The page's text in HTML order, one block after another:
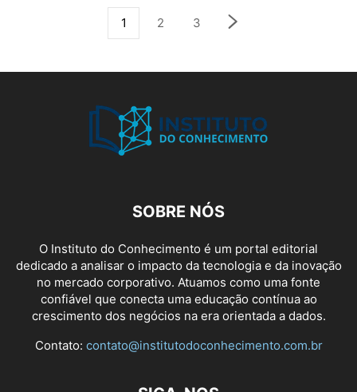
1 2 3
SOBRE NÓS
O Instituto do Conhecimento é um portal editorial
dedicado a analisar o impacto da tecnologia e da inovação
no mercado corporativo. Atuamos como uma fonte
confiável que conecta uma educação contínua ao
crescimento dos negócios na era orientada a dados.
Contato: contato@institutodoconhecimento.com.br